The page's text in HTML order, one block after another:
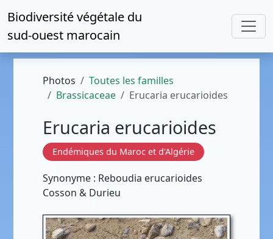
Biodiversité végétale du
sud-ouest marocain
Photos
Toutes les familles
Brassicaceae
Erucaria erucarioides
Erucaria erucarioides
Endémiques du Maroc et d'Algérie
Synonyme : Reboudia erucarioides
Cosson & Durieu